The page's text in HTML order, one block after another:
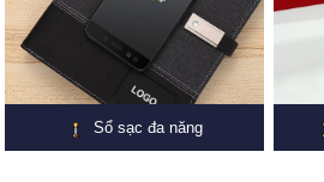
Sổ sạc đa năng